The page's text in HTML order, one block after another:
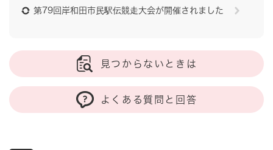
第79回岸和田市民駅伝競走大会が開催されました
見つからないときは
よくある質問と回答